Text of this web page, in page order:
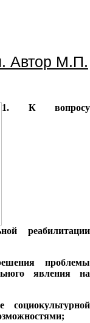
Автор М.П.
1. К вопросу
реабилитации
проблемы
явления на